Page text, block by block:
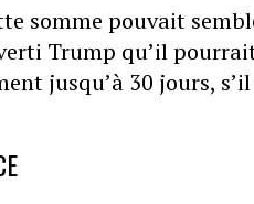
somme pouvait
Trump qu’il
jusqu’à 30 jours,